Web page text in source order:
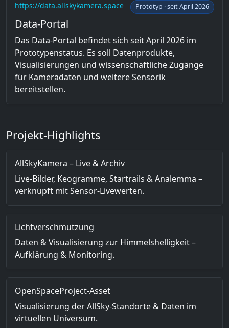
https://data.allskykamera.space Prototyp · seit April 2026
Data-Portal
Das Data-Portal befindet sich seit April 2026 im
Prototypenstatus. Es soll Datenprodukte,
Visualisierungen und wissenschaftliche Zugänge
für Kameradaten und weitere Sensorik
bereitstellen.
Projekt-Highlights
AllSkyKamera – Live & Archiv
Live-Bilder, Keogramme, Startrails & Analemma –
verknüpft mit Sensor-Livewerten.
Lichtverschmutzung
Daten & Visualisierung zur Himmelshelligkeit –
Aufklärung & Monitoring.
OpenSpaceProject-Asset
Visualisierung der AllSky-Standorte & Daten im
virtuellen Universum.